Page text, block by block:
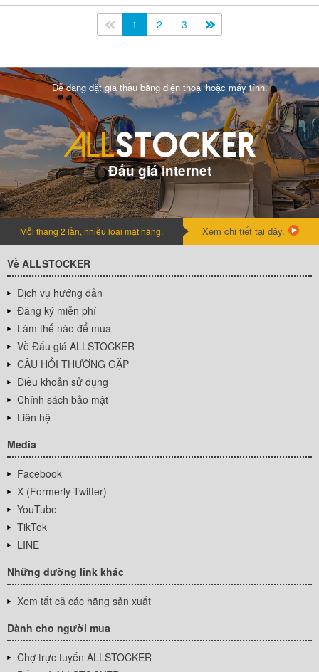
<<1 2 3
Dễ dàng đặt giá thầu bằng điện thoại hoặc máy tính.
Đấu giá internet
Mỗi tháng 2 lần, nhiều loai mặt hàng. Xem chi tiết tại đây.
Về ALLSTOCKER
Dịch vụ hướng dẫn
Đăng ký miễn phí
Làm thế nào để mua
Về Đấu giá ALLSTOCKER
CÂU HỎI THƯỜNG GẶP
Điều khoản sử dụng
Chính sách bảo mật
Liên hệ
Media
Facebook
X (Formerly Twitter)
YouTube
TikTok
LINE
Những đường link khác
Xem tất cả các hãng sản xuất
Dành cho người mua
Chợ trực tuyến ALLSTOCKER